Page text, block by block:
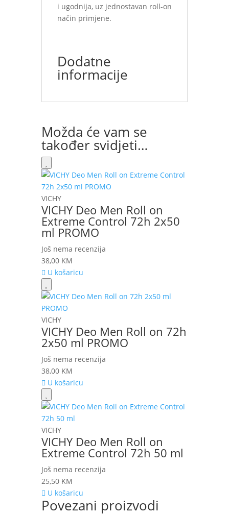
i ugodnija, uz jednostavan roll-on
način primjene.
Dodatne
informacije
Možda će vam se
također svidjeti…
VICHY
VICHY Deo Men Roll on
Extreme Control 72h 2x50
ml PROMO
Još nema recenzija
38,00 KM
U košaricu
VICHY
VICHY Deo Men Roll on 72h
2x50 ml PROMO
Još nema recenzija
38,00 KM
U košaricu
VICHY
VICHY Deo Men Roll on
Extreme Control 72h 50 ml
Još nema recenzija
25,50 KM
U košaricu
Povezani proizvodi